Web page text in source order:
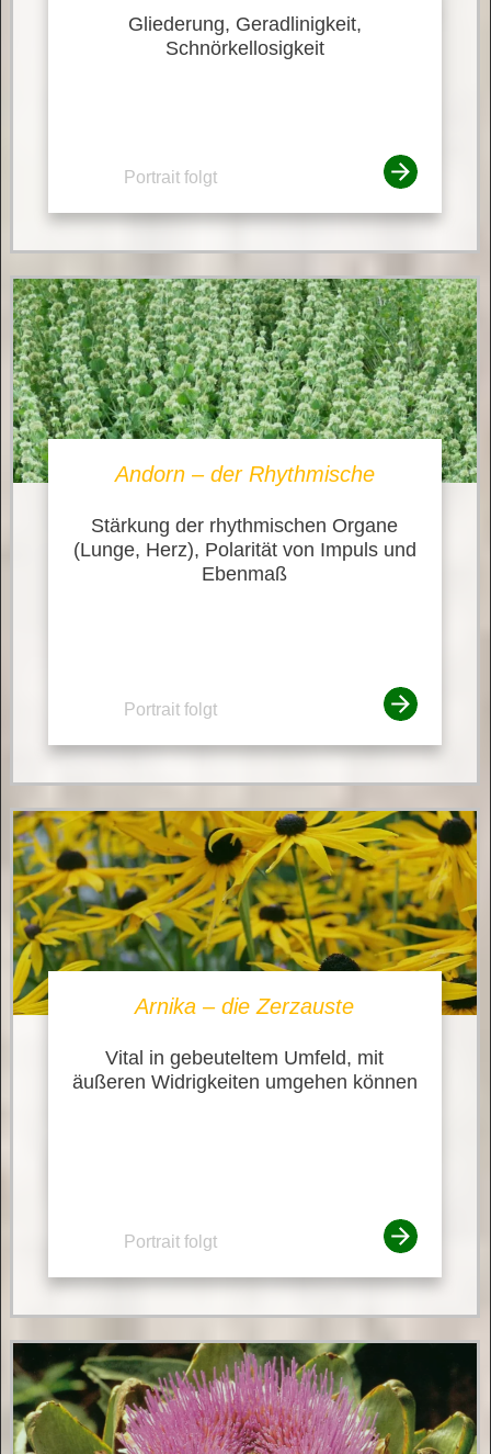
Gliederung, Geradlinigkeit,
Schnörkellosigkeit
Portrait folgt
Andorn – der Rhythmische
Stärkung der rhythmischen Organe
(Lunge, Herz), Polarität von Impuls und
Ebenmaß
Portrait folgt
Arnika – die Zerzauste
Vital in gebeuteltem Umfeld, mit
äußeren Widrigkeiten umgehen können
Portrait folgt